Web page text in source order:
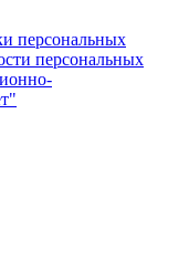
персональных
персональных